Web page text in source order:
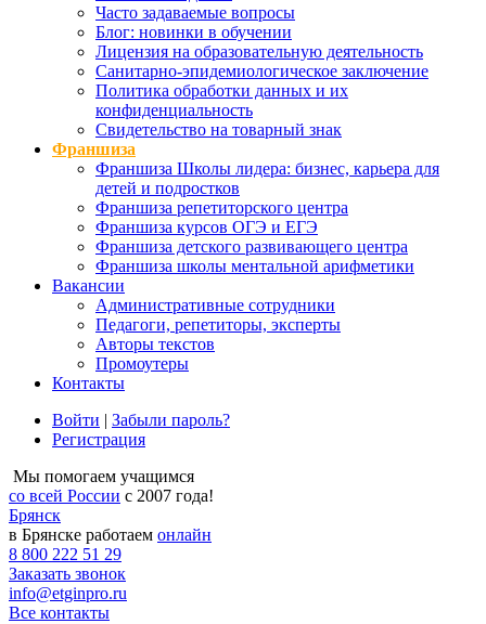
Часто задаваемые вопросы
Блог: новинки в обучении
Лицензия на образовательную деятельность
Санитарно-эпидемиологическое заключение
Политика обработки данных и их
конфиденциальность
Свидетельство на товарный знак
Франшиза
Франшиза Школы лидера: бизнес, карьера для
детей и подростков
Франшиза репетиторского центра
Франшиза курсов ОГЭ и ЕГЭ
Франшиза детского развивающего центра
Франшиза школы ментальной арифметики
Вакансии
Административные сотрудники
Педагоги, репетиторы, эксперты
Авторы текстов
Промоутеры
Контакты
Войти | Забыли пароль?
Регистрация
Мы помогаем учащимся
со всей России с 2007 года!
Брянск
в Брянске работаем онлайн
8 800 222 51 29
Заказать звонок
info@etginpro.ru
Все контакты